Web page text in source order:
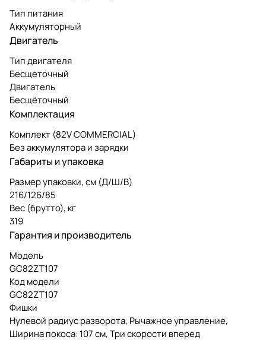
Тип питания
Аккумуляторный
Двигатель
Тип двигателя
Бесщеточный
Двигатель
Бесщёточный
Комплектация
Комплект (82V COMMERCIAL)
Без аккумулятора и зарядки
Габариты и упаковка
Размер упаковки, см (Д/Ш/В)
216/126/85
Вес (брутто), кг
319
Гарантия и производитель
Модель
GC82ZT107
Код модели
GC82ZT107
Фишки
Нулевой радиус разворота, Рычажное управление,
Ширина покоса: 107 см, Три скорости вперед